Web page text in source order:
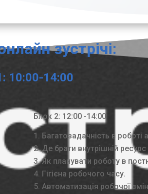
зустрічі:
10:00-14:00
Блок 2: 12:00 -14:00
Багатозадачність в роботі
Де брати внутрішній
Як планувати роботу в
Гігієна робочого часу.
Автоматизація робочої